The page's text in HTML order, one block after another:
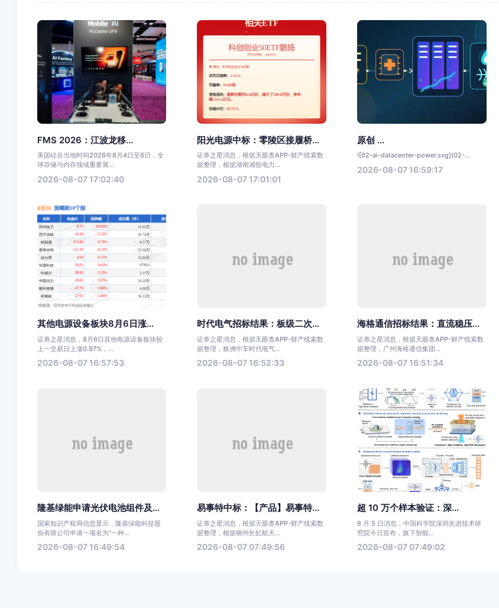
FMS 2026：江波龙移...
美国硅谷当地时间2026年8月4日至6日，全
球存储与内存领域重要展...
2026-08-07 17:02:40
阳光电源中标：零陵区接履桥...
证券之星消息，根据天眼查APP-财产线索数
据整理，根据湖南湘投电力...
2026-08-07 17:01:01
原创 ...
![02-ai-datacenter-power.svg](02-...
2026-08-07 16:59:17
其他电源设备板块8月6日涨...
证券之星消息，8月6日其他电源设备板块较
上一交易日上涨0.97%，...
2026-08-07 16:57:53
时代电气招标结果：板级二次...
证券之星消息，根据天眼查APP-财产线索数
据整理，株洲中车时代电气...
2026-08-07 16:52:33
海格通信招标结果：直流稳压...
证券之星消息，根据天眼查APP-财产线索数
据整理，广州海格通信集团...
2026-08-07 16:51:34
隆基绿能申请光伏电池组件及...
国家知识产权局信息显示，隆基绿能科技股
份有限公司申请一项名为“一种...
2026-08-07 16:49:54
易事特中标：【产品】易事特...
证券之星消息，根据天眼查APP-财产线索数
据整理，根据柳州长虹航天...
2026-08-07 07:49:56
超 10 万个样本验证：深...
8 月 5 日消息，中国科学院深圳先进技术研
究院今日宣布，旗下智能...
2026-08-07 07:49:02